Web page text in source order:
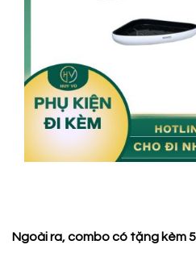
Ngoài ra, combo có tặng kèm